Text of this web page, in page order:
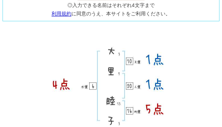
◎入力できる名前はそれぞれ4文字まで
利用規約に同意のうえ、本サイトをご利用ください。